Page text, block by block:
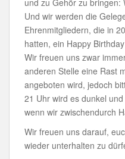
Und wir werden die
Ehrenmitgliedern, die in
hatten, ein Happy
Wir freuen uns zwar
anderen Stelle eine Rast
angeboten wird, jedoch
21 Uhr wird es dunkel
wenn wir zwischendurch
Wir freuen uns darauf,
wieder unterhalten zu